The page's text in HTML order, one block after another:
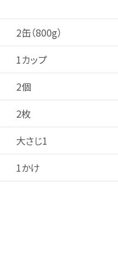
2缶（800g）
1カップ
2個
2枚
大さじ1
1かけ